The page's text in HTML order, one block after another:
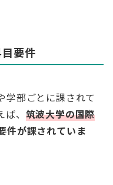
要件
学部ごとに課されて
、 筑波大学の国際
件が課されていま